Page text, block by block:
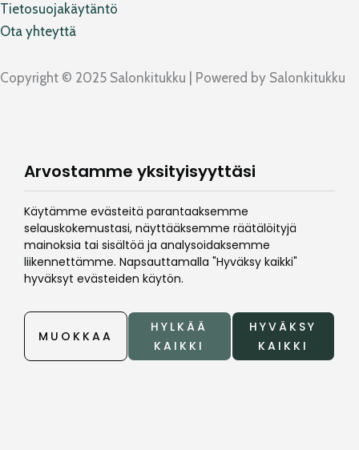
Tietosuojakäytäntö
Ota yhteyttä
Copyright © 2025 Salonkitukku | Powered by Salonkitukku
Arvostamme yksityisyyttäsi
Käytämme evästeitä parantaaksemme
selauskokemustasi, näyttääksemme räätälöityjä
mainoksia tai sisältöä ja analysoidaksemme
liikennettämme. Napsauttamalla "Hyväksy kaikki"
hyväksyt evästeiden käytön.
MUOKKAA
HYLKÄÄ
KAIKKI
HYVÄKSY
KAIKKI